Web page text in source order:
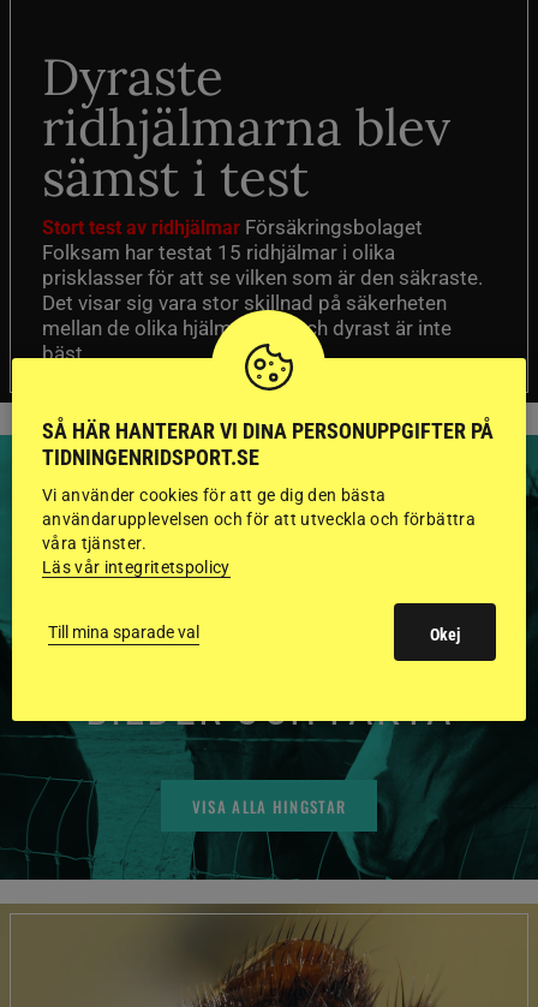
Dyraste
ridhjälmarna blev
sämst i test
Stort test av ridhjälmar Försäkringsbolaget
Folksam har testat 15 ridhjälmar i olika
prisklasser för att se vilken som är den säkraste.
Det visar sig vara stor skillnad på säkerheten
mellan de olika hjälmarna – och dyrast är inte
bäst.
HINGSTAR ONLINE
GODKÄNDA HINGSTAR I
FLERA KATEGORIER MED
BILDER OCH FAKTA
VISA ALLA HINGSTAR
SÅ HÄR HANTERAR VI DINA PERSONUPPGIFTER PÅ
TIDNINGENRIDSPORT.SE
Vi använder cookies för att ge dig den bästa
användarupplevelsen och för att utveckla och förbättra
våra tjänster.
Läs vår integritetspolicy
Till mina sparade val Okej